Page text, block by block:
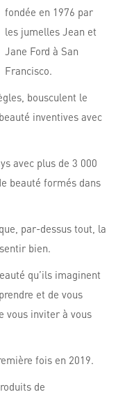
fondée en 1976 par
les jumelles Jean et
Jane Ford à San
Francisco.
bousculent le
inventives avec
avec plus de 3 000
beauté formés dans
par-dessus tout, la
bien.
qu’ils imaginent
et de vous
vous inviter à vous
fois en 2019.
de